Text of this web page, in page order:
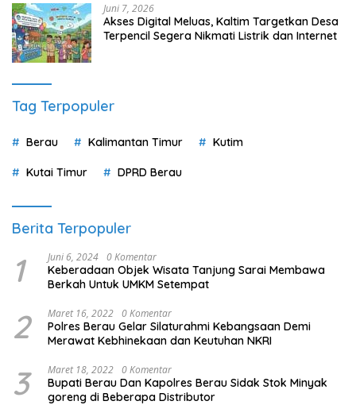
Juni 7, 2026
Akses Digital Meluas, Kaltim Targetkan Desa
Terpencil Segera Nikmati Listrik dan Internet
Tag Terpopuler
Berau Kalimantan Timur Kutim
Kutai Timur DPRD Berau
Berita Terpopuler
1 Juni 6, 2024 0 Komentar
Keberadaan Objek Wisata Tanjung Sarai Membawa
Berkah Untuk UMKM Setempat
2 Maret 16, 2022 0 Komentar
Polres Berau Gelar Silaturahmi Kebangsaan Demi
Merawat Kebhinekaan dan Keutuhan NKRI
3 Maret 18, 2022 0 Komentar
Bupati Berau Dan Kapolres Berau Sidak Stok Minyak
goreng di Beberapa Distributor